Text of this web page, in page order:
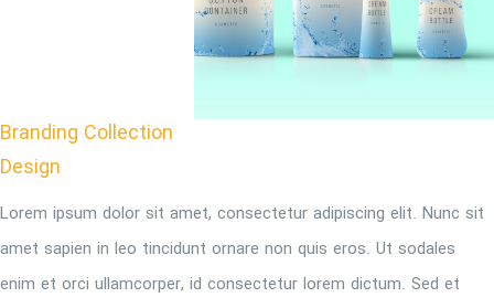
Branding Collection
Design
Lorem ipsum dolor sit amet, consectetur adipiscing elit. Nunc sit
amet sapien in leo tincidunt ornare non quis eros. Ut sodales
enim et orci ullamcorper, id consectetur lorem dictum. Sed et